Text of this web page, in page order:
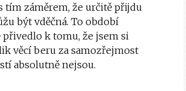
tím záměrem, že určitě přijdu
být vděčná. To období
přivedlo k tomu, že jsem si
věcí beru za samozřejmost
absolutně nejsou.